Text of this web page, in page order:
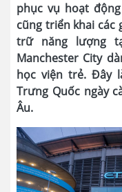
phục vụ hoạt
cũng triển khai các
trữ năng lượng
Manchester City
học viện trẻ. Đây
Trưng Quốc ngày
Âu.